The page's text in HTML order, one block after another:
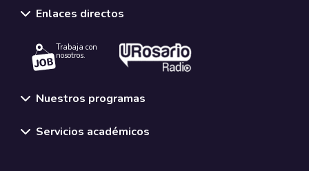
Enlaces directos
Trabaja con
nosotros.
Nuestros programas
Servicios académicos